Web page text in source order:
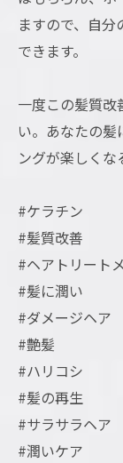
ますので、自
できます。
一度この髪質改
い。あなたの
ングが楽しくな
#ケラチン
#髪質改善
#ヘアトリート
#髪に潤い
#ダメージヘア
#艶髪
#ハリコシ
#髪の再生
#サラサラヘア
#潤いケア